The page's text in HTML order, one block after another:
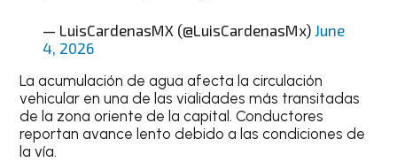
— LuisCardenasMX (@LuisCardenasMx) June
4, 2026
La acumulación de agua afecta la circulación
vehicular en una de las vialidades más transitadas
de la zona oriente de la capital. Conductores
reportan avance lento debido a las condiciones de
la vía.